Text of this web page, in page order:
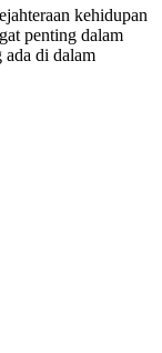
kehidupan
penting dalam
ada di dalam